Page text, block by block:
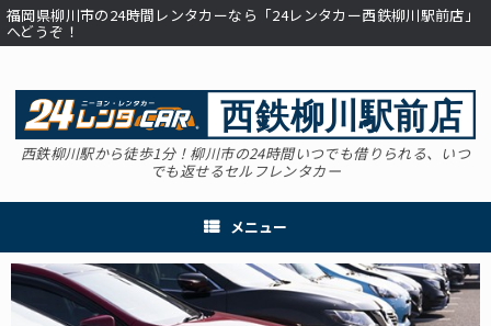
コ
ン
テ
プ
福岡県柳川市の24時間レンタカーなら「24レンタカー西鉄柳川駅前店」
へどうぞ！
西鉄柳川駅から徒歩1分！柳川市の24時間いつでも借りられる、いつ
でも返せるセルフレンタカー
メニュー